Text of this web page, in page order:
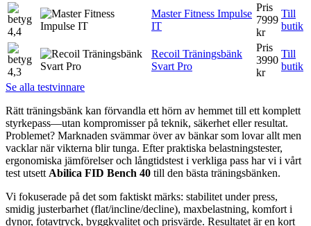
4,4
Master Fitness Impulse
IT
Pris
7999
kr
Till
butik
4,3
Recoil Träningsbänk
Svart Pro
Pris
3990
kr
Till
butik
Se alla testvinnare
Rätt träningsbänk kan förvandla ett hörn av hemmet till ett komplett
styrkepass—utan kompromisser på teknik, säkerhet eller resultat.
Problemet? Marknaden svämmar över av bänkar som lovar allt men
vacklar när vikterna blir tunga. Efter praktiska belastningstester,
ergonomiska jämförelser och långtidstest i verkliga pass har vi i vårt
test utsett Abilica FID Bench 40 till den bästa träningsbänken.
Vi fokuserade på det som faktiskt märks: stabilitet under press,
smidig justerbarhet (flat/incline/decline), maxbelastning, komfort i
dynor, fotavtryck, byggkvalitet och prisvärde. Resultatet är en kort